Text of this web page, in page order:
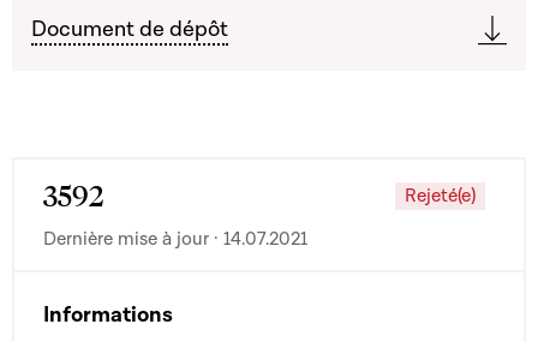
Document de dépôt
3592
Rejeté(e)
Dernière mise à jour · 14.07.2021
Informations